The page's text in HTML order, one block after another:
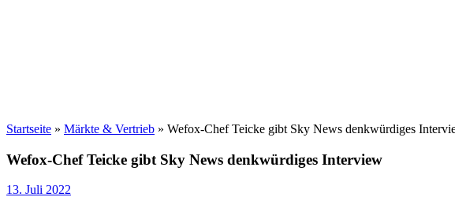
Startseite » Märkte & Vertrieb » Wefox-Chef Teicke gibt Sky News denkwürdiges
Wefox-Chef Teicke gibt Sky News denkwürdiges Interview
13. Juli 2022